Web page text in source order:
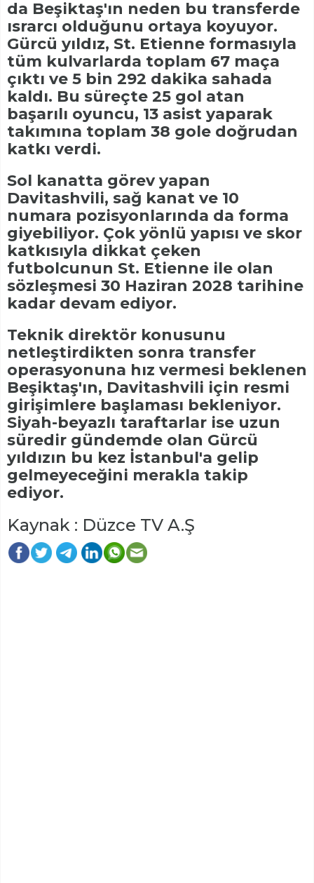
da Beşiktaş'ın neden bu transferde
ısrarcı olduğunu ortaya koyuyor.
Gürcü yıldız, St. Etienne formasıyla
tüm kulvarlarda toplam 67 maça
çıktı ve 5 bin 292 dakika sahada
kaldı. Bu süreçte 25 gol atan
başarılı oyuncu, 13 asist yaparak
takımına toplam 38 gole doğrudan
katkı verdi.
Sol kanatta görev yapan
Davitashvili, sağ kanat ve 10
numara pozisyonlarında da forma
giyebiliyor. Çok yönlü yapısı ve skor
katkısıyla dikkat çeken
futbolcunun St. Etienne ile olan
sözleşmesi 30 Haziran 2028 tarihine
kadar devam ediyor.
Teknik direktör konusunu
netleştirdikten sonra transfer
operasyonuna hız vermesi beklenen
Beşiktaş'ın, Davitashvili için resmi
girişimlere başlaması bekleniyor.
Siyah-beyazlı taraftarlar ise uzun
süredir gündemde olan Gürcü
yıldızın bu kez İstanbul'a gelip
gelmeyeceğini merakla takip
ediyor.
Kaynak : Düzce TV A.Ş